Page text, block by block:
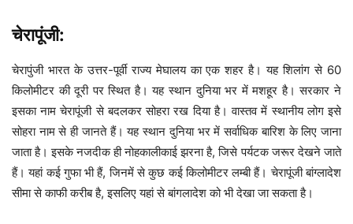
चेरापूंजी:
चेरापुंजी भारत के उत्तर-पूर्वी राज्य मेघालय का एक शहर है। यह शिलांग से 60
किलोमीटर की दूरी पर स्थित है। यह स्थान दुनिया भर में मशहूर है। सरकार ने
इसका नाम चेरापूंजी से बदलकर सोहरा रख दिया है। वास्तव में स्थानीय लोग इसे
सोहरा नाम से ही जानते हैं। यह स्थान दुनिया भर में सर्वाधिक बारिश के लिए जाना
जाता है। इसके नजदीक ही नोहकालीकाई झरना है, जिसे पर्यटक जरूर देखने जाते
हैं। यहां कई गुफा भी हैं, जिनमें से कुछ कई किलोमीटर लम्बी हैं। चेरापूंजी बांग्लादेश
सीमा से काफी करीब है, इसलिए यहां से बांगलादेश को भी देखा जा सकता है।